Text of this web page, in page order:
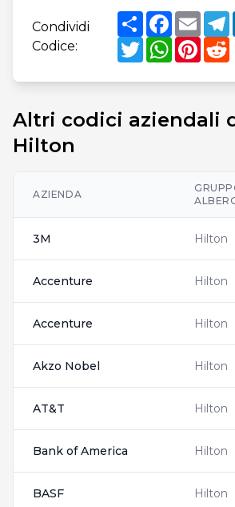
Condividi
Codice:
ShareFacebook
Email
TwitterWhatsApp
Altri codici aziendali
Hilton
AZIENDA
3M Hilton
Accenture Hilton
Accenture Hilton
Akzo Nobel Hilton
AT&T Hilton
Bank of America Hilton
BASF Hilton